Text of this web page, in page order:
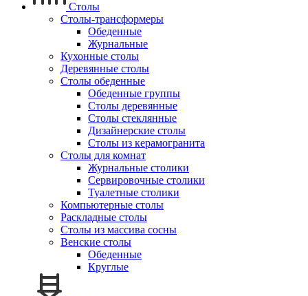
Столы
Столы-трансформеры
Обеденные
Журнальные
Кухонные столы
Деревянные столы
Столы обеденные
Обеденные группы
Столы деревянные
Столы стеклянные
Дизайнерские столы
Столы из керамогранита
Столы для комнат
Журнальные столики
Сервировочные столики
Туалетные столики
Компьютерные столы
Раскладные столы
Столы из массива сосны
Венские столы
Обеденные
Круглые